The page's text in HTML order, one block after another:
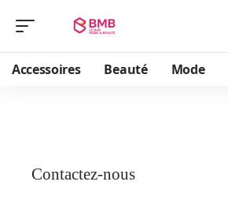
Accessoires Beauté Mode
Contactez-nous